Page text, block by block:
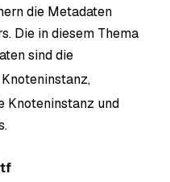
die Metadaten
Die in diesem Thema
sind die
Knoteninstanz und